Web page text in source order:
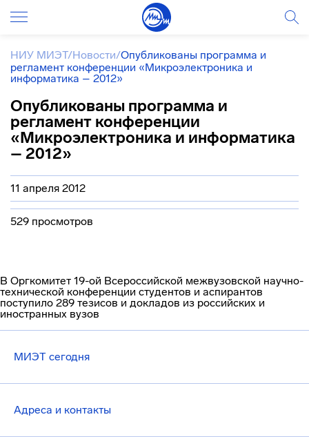
НИУ МИЭТ/Новости/Опубликованы программа и
регламент конференции «Микроэлектроника и
информатика – 2012»
Опубликованы программа и
регламент конференции
«Микроэлектроника и информатика
– 2012»
11 апреля 2012
529 просмотров
В Оргкомитет 19-ой Всероссийской межвузовской научно-
технической конференции студентов и аспирантов
поступило 289 тезисов и докладов из российских и
иностранных вузов
МИЭТ сегодня
Адреса и контакты